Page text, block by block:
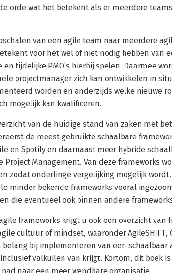
orde wat het betekent als er meerdere
van een agile team naar meerdere
voor het wel of niet nodig hebben van
tijdelijke PMO’s hierbij spelen. Daarmee
projectmanager zich kan ontwikkelen in
worden en anderzijds welke nieuwe
mogelijk kan kwalificeren.
van de huidige stand van zaken met
de meest gebruikte schaalbare
en Spotify en daarnaast meer hybride
Project Management. Van deze frameworks
zodat onderlinge vergelijking mogelijk
minder bekende frameworks vooral
die eventueel ook binnen andere
frameworks krijgt u ook een overzicht van
cultuur of mindset, waaronder AgileSHIFT,
belang bij implementeren van een schaalbaar
valkuilen van krijgt. Kortom, dit boek
naar een meer wendbare organisatie.